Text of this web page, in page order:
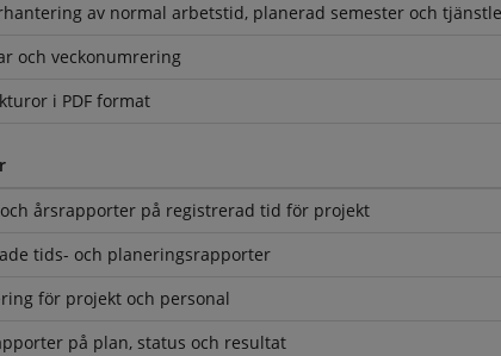
av normal arbetstid, planerad semester och
och veckonumrering
i PDF format
årsrapporter på registrerad tid för projekt
tids- och planeringsrapporter
för projekt och personal
på plan, status och resultat